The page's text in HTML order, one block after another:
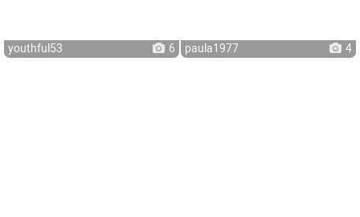
youthful53 6 paula1977 4